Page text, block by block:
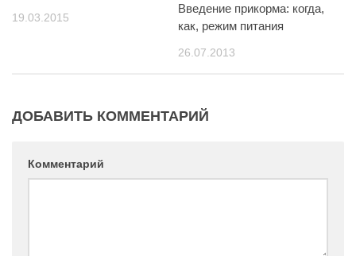
19.03.2015
Введение прикорма: когда,
как, режим питания
26.07.2013
ДОБАВИТЬ КОММЕНТАРИЙ
Комментарий